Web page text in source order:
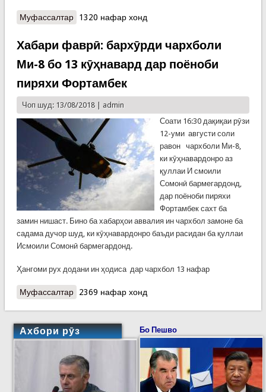
Муфассалтаро Бо кӯҳнавардон иртибот барқарор шуд
1320 нафар хонд
Хабари фаврӣ: бархӯрди чархболи
Ми-8 бо 13 кӯҳнавард дар поёноби
пиряхи Фортамбек
Чоп шуд: 13/08/2018 | admin
Соати 16:30 дақиқаи рӯзи
12-уми августи соли
равон чархболи Ми-8,
ки кӯҳнавардонро аз
қуллаи И смоили
Сомонӣ бармегардонд,
дар поёноби пиряхи
Фортамбек сахт ба
замин нишаст. Бино ба хабарҳои аввалия ин чархбол замоне ба
садама дучор шуд, ки кӯҳнавардонро баъди расидан ба қуллаи
Исмоили Сомонӣ бармегардонд.
Ҳангоми рух додани ин ҳодиса дар чархбол 13 нафар
Муфассалтаро Хабари фаврӣ: бархӯрди чархболи Ми-8 бо 13
2369 нафар хонд
Ахбори рӯз Бо Пешво